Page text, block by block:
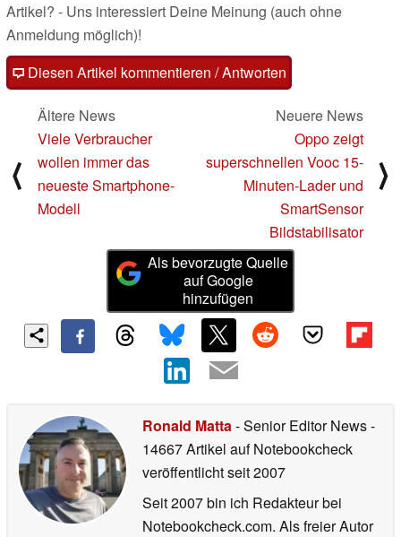
Artikel? - Uns interessiert Deine Meinung (auch ohne
Anmeldung möglich)!
Diesen Artikel kommentieren / Antworten
⟨
Ältere News
Viele Verbraucher
wollen immer das
neueste Smartphone-
Modell
Neuere News
Oppo zeigt
superschnellen Vooc 15-
Minuten-Lader und
SmartSensor
Bildstabilisator
⟩
Als bevorzugte Quelle
auf Google
hinzufügen
Ronald Matta- Senior Editor News-
14667 Artikel auf Notebookcheck
veröffentlichtseit 2007
Seit 2007 bin ich Redakteur bei
Notebookcheck.com. Als freier Autor